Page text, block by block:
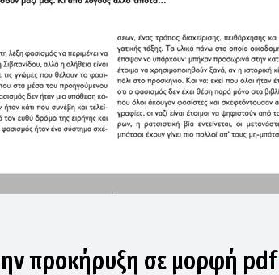
προκήρυξη σε μορφή pdf